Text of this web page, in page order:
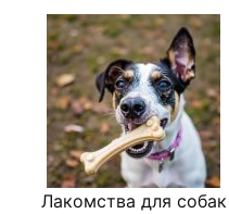
Лакомства для собак